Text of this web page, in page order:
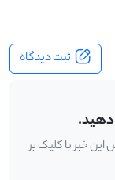
ثبت دیدگاه
دهید.
خبر با کلیک بر